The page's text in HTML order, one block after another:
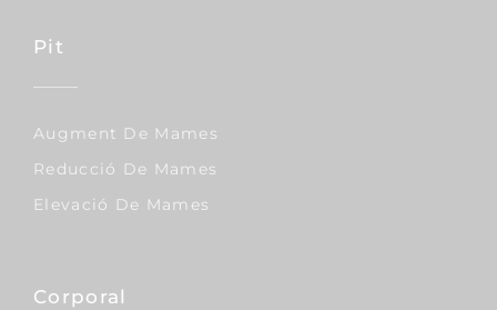
Pit
Augment De Mames
Reducció De Mames
Elevació De Mames
Corporal